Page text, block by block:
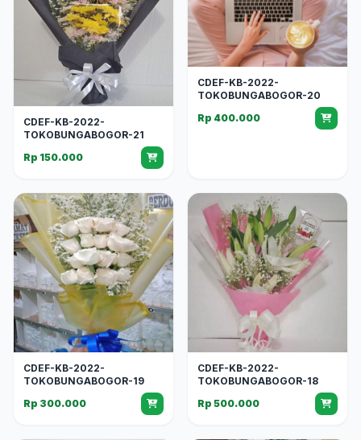
CDEF-KB-2022-
TOKOBUNGABOGOR-21
Rp 150.000
CDEF-KB-2022-
TOKOBUNGABOGOR-20
Rp 400.000
CDEF-KB-2022-
TOKOBUNGABOGOR-19
Rp 300.000
CDEF-KB-2022-
TOKOBUNGABOGOR-18
Rp 500.000